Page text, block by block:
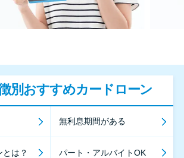
別おすすめカードローン
無利息期間がある
は？ パート・アルバイトOK